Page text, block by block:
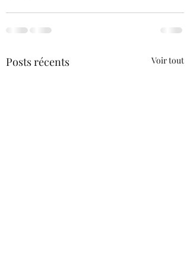
Posts récents Voir tout